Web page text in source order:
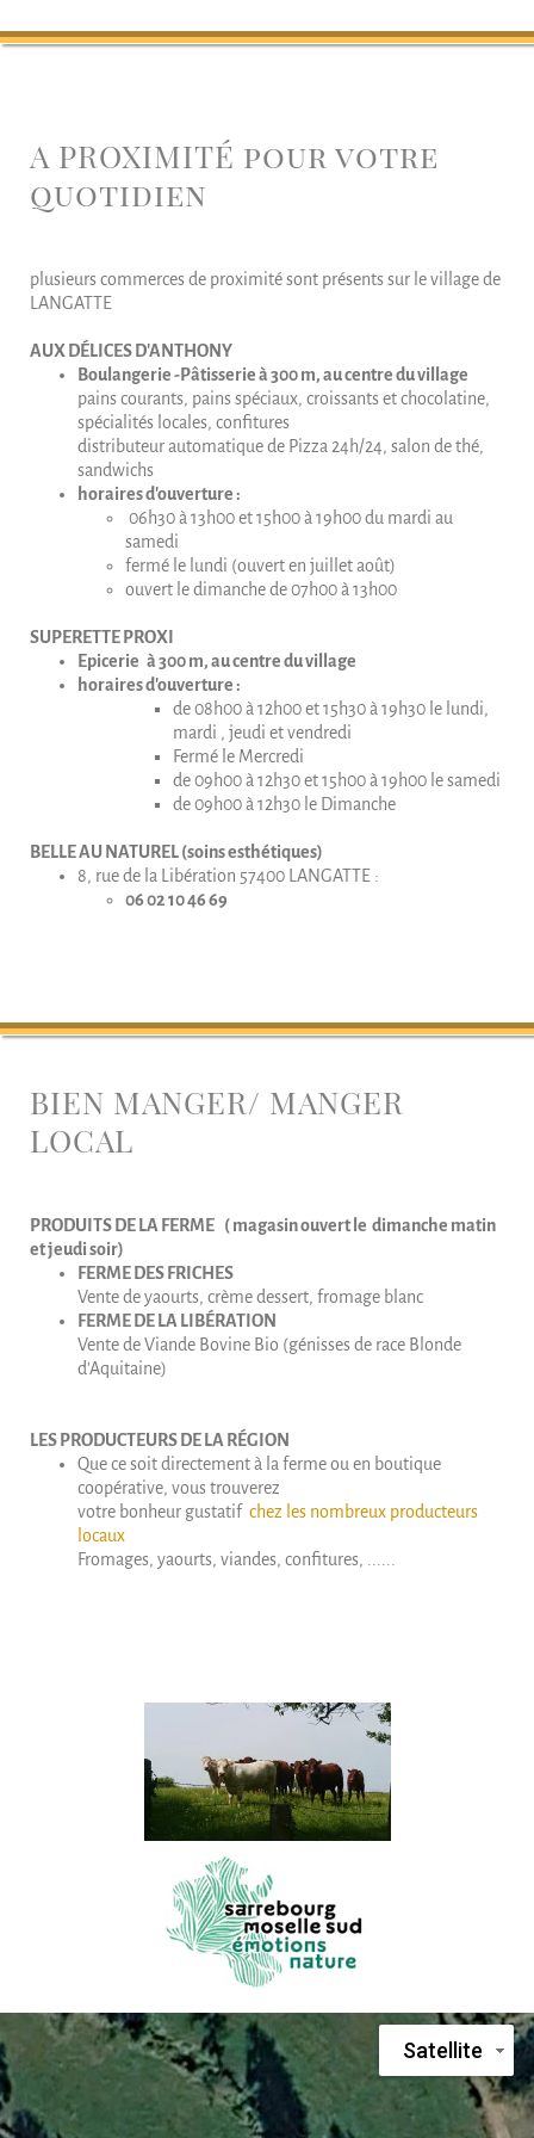
A PROXIMITÉ pour votre
quotidien
plusieurs commerces de proximité sont présents sur le village de
LANGATTE
AUX DÉLICES D'ANTHONY
Boulangerie -Pâtisserie à 300 m, au centre du village
pains courants, pains spéciaux, croissants et chocolatine,
spécialités locales, confitures
distributeur automatique de Pizza 24h/24, salon de thé,
sandwichs
horaires d'ouverture :
06h30 à 13h00 et 15h00 à 19h00 du mardi au
samedi
fermé le lundi (ouvert en juillet août)
ouvert le dimanche de 07h00 à 13h00
SUPERETTE PROXI
Epicerie à 300 m, au centre du village
horaires d'ouverture :
de 08h00 à 12h00 et 15h30 à 19h30 le lundi,
mardi , jeudi et vendredi
Fermé le Mercredi
de 09h00 à 12h30 et 15h00 à 19h00 le samedi
de 09h00 à 12h30 le Dimanche
BELLE AU NATUREL (soins esthétiques)
8, rue de la Libération 57400 LANGATTE :
06 02 10 46 69
BIEN MANGER/ MANGER
LOCAL
PRODUITS DE LA FERME ( magasin ouvert le dimanche matin
et jeudi soir)
FERME DES FRICHES
Vente de yaourts, crème dessert, fromage blanc
FERME DE LA LIBÉRATION
Vente de Viande Bovine Bio (génisses de race Blonde
d'Aquitaine)
LES PRODUCTEURS DE LA RÉGION
Que ce soit directement à la ferme ou en boutique
coopérative, vous trouverez
votre bonheur gustatif chez les nombreux producteurs
locaux
Fromages, yaourts, viandes, confitures, ......